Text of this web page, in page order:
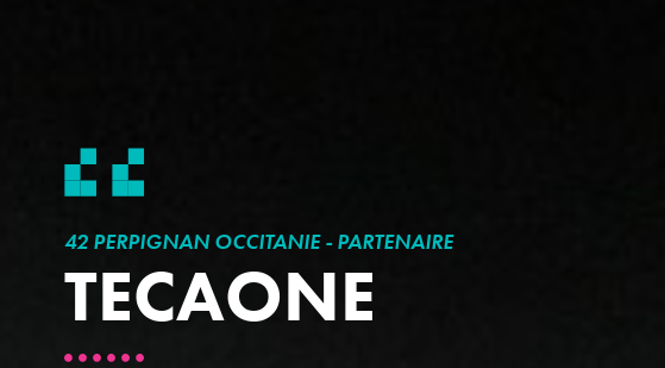
42 PERPIGNAN OCCITANIE - PARTENAIRE
TECAONE